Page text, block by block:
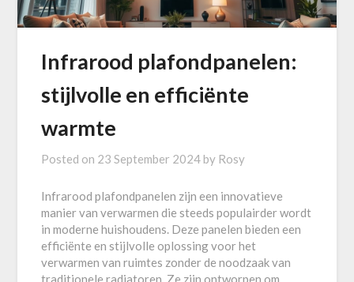
Infrarood plafondpanelen:
stijlvolle en efficiënte
warmte
Posted on 23 September 2024 by Rosy
Infrarood plafondpanelen zijn een innovatieve
manier van verwarmen die steeds populairder wordt
in moderne huishoudens. Deze panelen bieden een
efficiënte en stijlvolle oplossing voor het
verwarmen van ruimtes zonder de noodzaak van
traditionele radiatoren. Ze zijn ontworpen om